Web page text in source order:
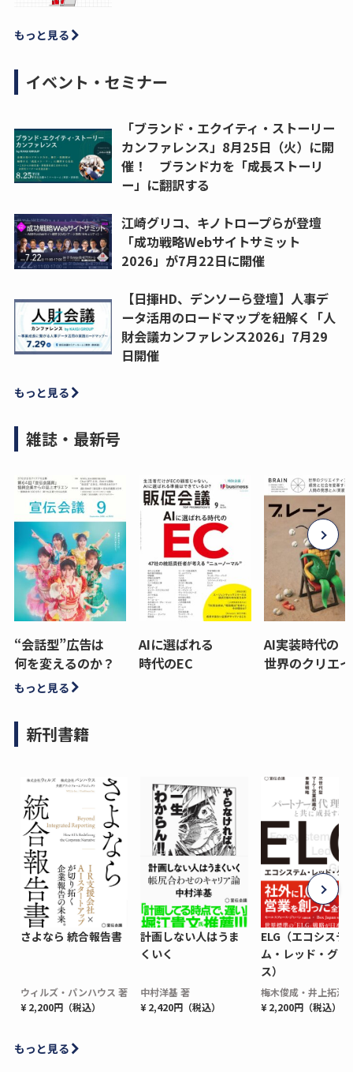
もっと見る
イベント・セミナー
「ブランド・エクイティ・ストーリー
カンファレンス」8月25日（火）に開
催！ ブランド力を「成長ストーリ
ー」に翻訳する
江崎グリコ、キノトロープらが登壇
「成功戦略Webサイトサミット
2026」が7月22日に開催
【日揮HD、デンソーら登壇】人事デ
ータ活用のロードマップを紐解く「人
財会議カンファレンス2026」7月29
日開催
もっと見る
雑誌・最新号
“会話型”広告は
何を変えるのか？
AIに選ばれる
時代のEC
AI実装時代の
世界のクリエ
もっと見る
新刊書籍
さよなら 統合報告書
ウィルズ・パンハウス 著
¥ 2,200円（税込）
計画しない人はうま
くいく
中村洋基 著
¥ 2,420円（税込）
ELG（エコシステ
ム・レッド・グロ
ス）
梅木俊成・井上拓海
¥ 2,200円（税込）
もっと見る